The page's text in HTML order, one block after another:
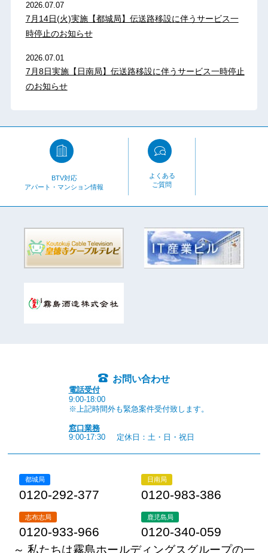
2026.07.07
7月14日(火)実施【都城局】伝送路移設に伴うサービス一
時停止のお知らせ
2026.07.01
7月8日実施【日南局】伝送路移設に伴うサービス一時停止
のお知らせ
BTV対応
アパート・マンション情報
よくある
ご質問
お問い合わせ
電話受付
9:00-18:00
※上記時間外も緊急案件受付致します。
窓口業務
9:00-17:30
定休日：土・日・祝日
都城局
0120-292-377
日南局
0120-983-386
志布志局
0120-933-966
鹿児島局
0120-340-059
～ 私たちは霧島ホールディングスグループの一